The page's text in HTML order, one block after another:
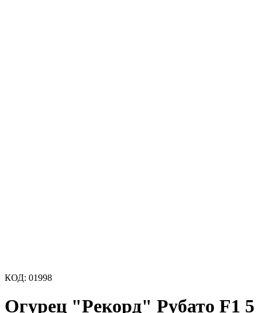
КОД: 01998
Огурец "Рекорд" Рубато F1 5